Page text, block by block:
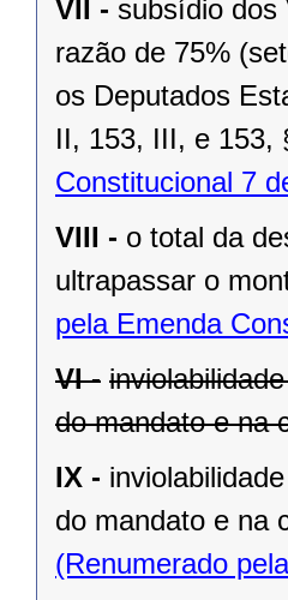
VII - subsídio dos
razão de 75%
os Deputados
II, 153, III, e 153,
Constitucional 7
VIII - o total da
ultrapassar o
pela Emenda
VI -
do mandato e na
IX -
do mandato e na
(Renumerado